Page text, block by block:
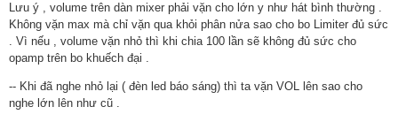
Lưu ý , volume trên dàn mixer phải vặn cho lớn y như hát bình thường .
Không vặn max mà chỉ vặn qua khỏi phân nửa sao cho bo Limiter đủ sức
. Vì nếu , volume vặn nhỏ thì khi chia 100 lần sẽ không đủ sức cho
opamp trên bo khuếch đại .
-- Khi đã nghe nhỏ lại ( đèn led báo sáng) thì ta vặn VOL lên sao cho
nghe lớn lên như cũ .